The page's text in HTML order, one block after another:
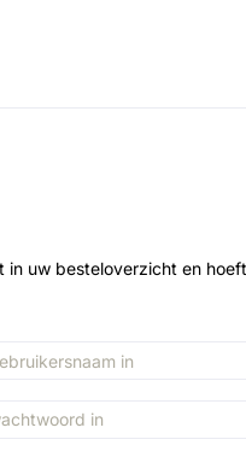
uw besteloverzicht en